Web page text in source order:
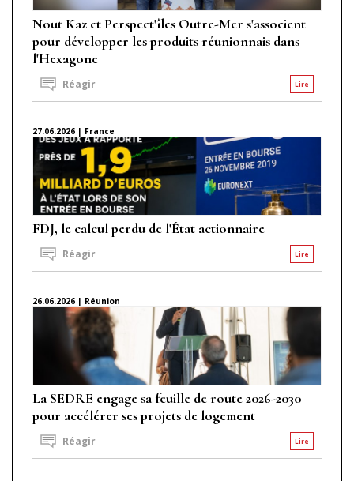
Nout Kaz et Perspect'îles Outre-Mer s'associent
pour développer les produits réunionnais dans
l'Hexagone
Lire
Réagir
27.06.2026 | France
FDJ, le calcul perdu de l'État actionnaire
Lire
Réagir
26.06.2026 | Réunion
La SEDRE engage sa feuille de route 2026-2030
pour accélérer ses projets de logement
Lire
Réagir